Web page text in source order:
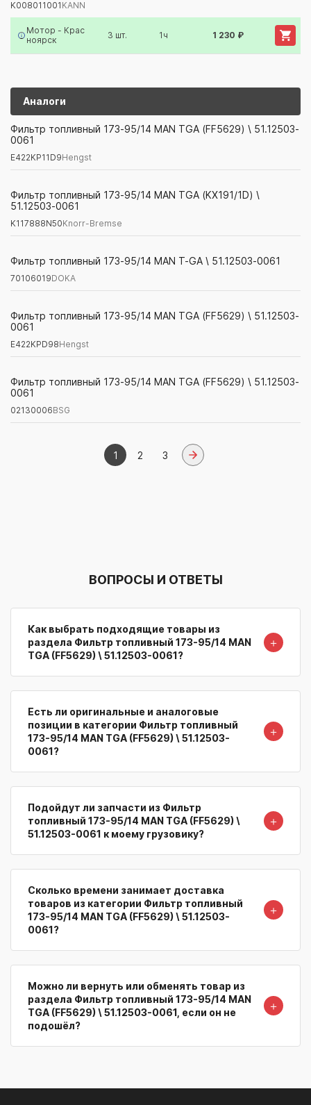
K008011001 KANN
Мотор - Крас
ноярск
3 шт. 1ч 1 230 ₽
Аналоги
E422KP11D9Hengst
Фильтр топливный 173-95/14 MAN TGA (FF5629) \ 51.12503-
0061
E422KP11D9Hengst
K117888N50Knorr-Bremse
Фильтр топливный 173-95/14 MAN TGA (KX191/1D) \
51.12503-0061
K117888N50Knorr-Bremse
70106019DOKA
Фильтр топливный 173-95/14 MAN T-GA \ 51.12503-0061
70106019DOKA
E422KPD98Hengst
Фильтр топливный 173-95/14 MAN TGA (FF5629) \ 51.12503-
0061
E422KPD98Hengst
02130006BSG
Фильтр топливный 173-95/14 MAN TGA (FF5629) \ 51.12503-
0061
02130006BSG
1 2 3
ВОПРОСЫ И ОТВЕТЫ
Как выбрать подходящие товары из
раздела Фильтр топливный 173-95/14 MAN
TGA (FF5629) \ 51.12503-0061?
＋
Есть ли оригинальные и аналоговые
позиции в категории Фильтр топливный
173-95/14 MAN TGA (FF5629) \ 51.12503-
0061?
＋
Подойдут ли запчасти из Фильтр
топливный 173-95/14 MAN TGA (FF5629) \
51.12503-0061 к моему грузовику?
＋
Сколько времени занимает доставка
товаров из категории Фильтр топливный
173-95/14 MAN TGA (FF5629) \ 51.12503-
0061?
＋
Можно ли вернуть или обменять товар из
раздела Фильтр топливный 173-95/14 MAN
TGA (FF5629) \ 51.12503-0061, если он не
подошёл?
＋